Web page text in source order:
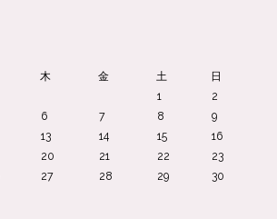
木 金 土
日
1
2
6 7 8
9
13 14 15
16
20 21 22
23
27 28 29
30